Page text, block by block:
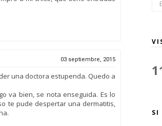
03 septiembre, 2015
una doctora estupenda. Quedo a
va bien, se nota enseguida. Es lo
te pude despertar una dermatitis,
SI